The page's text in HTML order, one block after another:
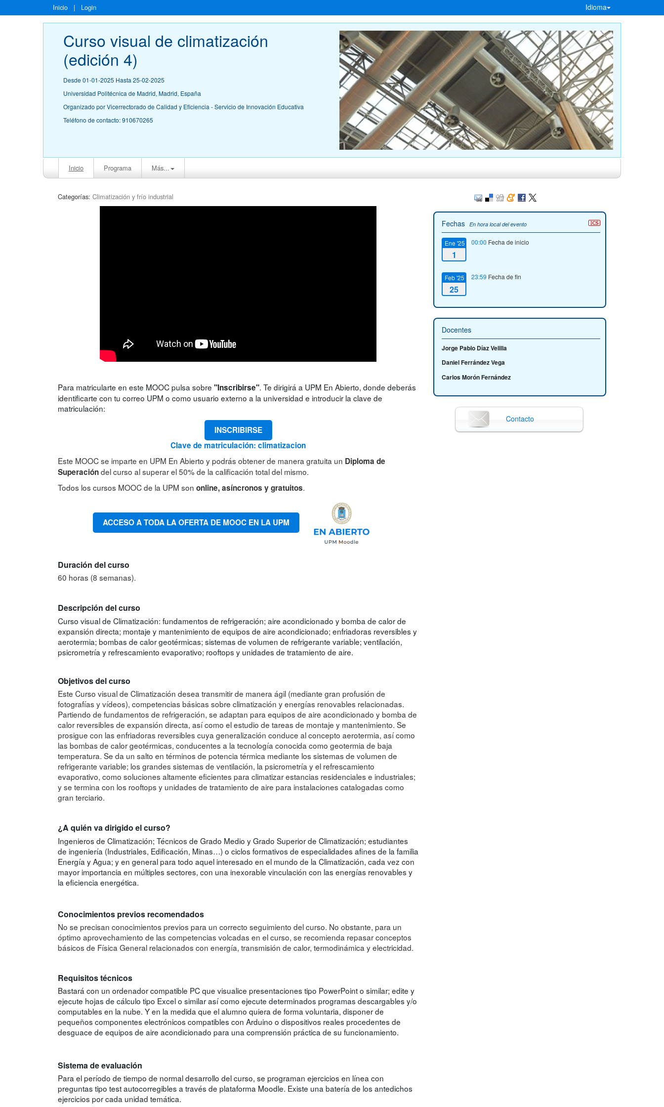
Inicio | Login Idioma
Curso visual de climatización
(edición 4)
Desde 01-01-2025 Hasta 25-02-2025
Universidad Politécnica de Madrid, Madrid, España
Organizado por Vicerrectorado de Calidad y Eficiencia - Servicio de Innovación Educativa
Teléfono de contacto: 910670265
Inicio Programa Más...
Categorías: Climatización y frío industrial
Para matricularte en este MOOC pulsa sobre "Inscribirse". Te dirigirá a UPM En Abierto, donde deberás
identificarte con tu correo UPM o como usuario externo a la universidad e introducir la clave de
matriculación:
INSCRIBIRSE
Clave de matriculación: climatizacion
Este MOOC se imparte en UPM En Abierto y podrás obtener de manera gratuita un Diploma de
Superacióndel curso al superar el 50% de la calificación total del mismo.
Todos los cursos MOOC de la UPM son online, asíncronos y gratuitos.
ACCESO A TODA LA OFERTA DE MOOC EN LA UPM
Duración del curso
60 horas (8 semanas).
Descripción del curso
Curso visual de Climatización: fundamentos de refrigeración; aire acondicionado y bomba de calor de
expansión directa; montaje y mantenimiento de equipos de aire acondicionado; enfriadoras reversibles y
aerotermia; bombas de calor geotérmicas; sistemas de volumen de refrigerante variable; ventilación,
psicrometría y refrescamiento evaporativo; rooftops y unidades de tratamiento de aire.
Objetivos del curso
Este Curso visual de Climatización desea transmitir de manera ágil (mediante gran profusión de
fotografías y vídeos), competencias básicas sobre climatización y energías renovables relacionadas.
Partiendo de fundamentos de refrigeración, se adaptan para equipos de aire acondicionado y bomba de
calor reversibles de expansión directa, así como el estudio de tareas de montaje y mantenimiento. Se
prosigue con las enfriadoras reversibles cuya generalización conduce al concepto aerotermia, así como
las bombas de calor geotérmicas, conducentes a la tecnología conocida como geotermia de baja
temperatura. Se da un salto en términos de potencia térmica mediante los sistemas de volumen de
refrigerante variable; los grandes sistemas de ventilación, la psicrometría y el refrescamiento
evaporativo, como soluciones altamente eficientes para climatizar estancias residenciales e industriales;
y se termina con los rooftops y unidades de tratamiento de aire para instalaciones catalogadas como
gran terciario.
¿A quién va dirigido el curso?
Ingenieros de Climatización; Técnicos de Grado Medio y Grado Superior de Climatización; estudiantes
de ingeniería (Industriales, Edificación, Minas…) o ciclos formativos de especialidades afines de la familia
Energía y Agua; y en general para todo aquel interesado en el mundo de la Climatización, cada vez con
mayor importancia en múltiples sectores, con una inexorable vinculación con las energías renovables y
la eficiencia energética.
Conocimientos previos recomendados
No se precisan conocimientos previos para un correcto seguimiento del curso. No obstante, para un
óptimo aprovechamiento de las competencias volcadas en el curso, se recomienda repasar conceptos
básicos de Física General relacionados con energía, transmisión de calor, termodinámica y electricidad.
Requisitos técnicos
Bastará con un ordenador compatible PC que visualice presentaciones tipo PowerPoint o similar; edite y
ejecute hojas de cálculo tipo Excel o similar así como ejecute determinados programas descargables y/o
computables en la nube. Y en la medida que el alumno quiera de forma voluntaria, disponer de
pequeños componentes electrónicos compatibles con Arduino o dispositivos reales procedentes de
desguace de equipos de aire acondicionado para una comprensión práctica de su funcionamiento.
Sistema de evaluación
Para el período de tiempo de normal desarrollo del curso, se programan ejercicios en línea con
preguntas tipo test autocorregibles a través de plataforma Moodle. Existe una batería de los antedichos
ejercicios por cada unidad temática.
Fechas En hora local del evento
Ene '25
1
00:00 Fecha de inicio
Feb '25
25
23:59 Fecha de fin
Docentes
Jorge Pablo Díaz Velilla
Daniel Ferrández Vega
Carlos Morón Fernández
Contacto